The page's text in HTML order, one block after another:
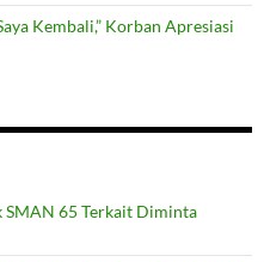
Kembali,” Korban Apresiasi
SMAN 65 Terkait Diminta